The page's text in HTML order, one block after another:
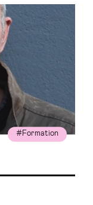
#Formation